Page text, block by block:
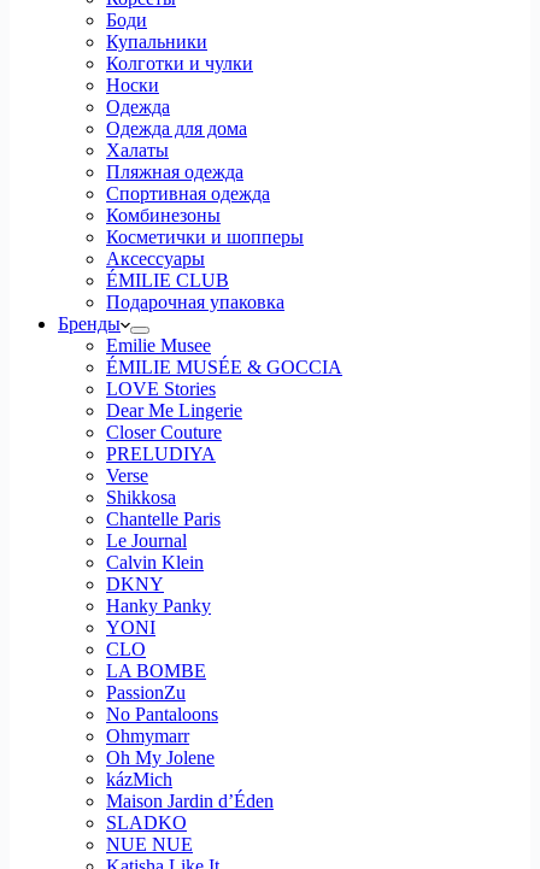
Боди
Купальники
Колготки и чулки
Носки
Одежда
Одежда для дома
Халаты
Пляжная одежда
Спортивная одежда
Комбинезоны
Косметички и шопперы
Аксессуары
ÉMILIE CLUB
Подарочная упаковка
Бренды
Emilie Musee
ÉMILIE MUSÉE & GOCCIA
LOVE Stories
Dear Me Lingerie
Closer Couture
PRELUDIYA
Verse
Shikkosa
Chantelle Paris
Le Journal
Calvin Klein
DKNY
Hanky Panky
YONI
CLO
LA BOMBE
PassionZu
No Pantaloons
Ohmymarr
Oh My Jolene
kázMich
Maison Jardin d’Éden
SLADKO
NUE NUE